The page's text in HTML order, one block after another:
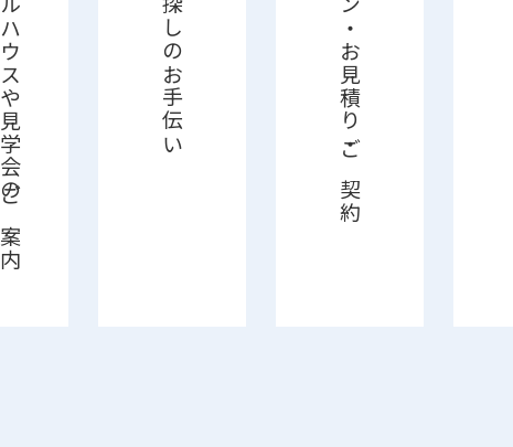
モデルハウスや見学会のご案内 土地探しのお手伝い プラン・お見積り・ご契約